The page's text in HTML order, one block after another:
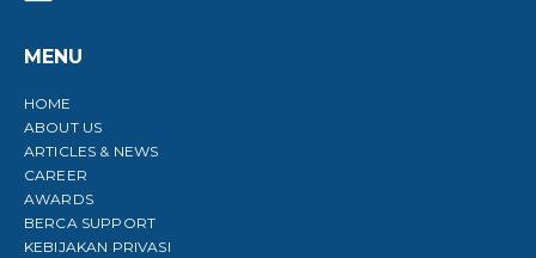
MENU
HOME
ABOUT US
ARTICLES & NEWS
CAREER
AWARDS
BERCA SUPPORT
KEBIJAKAN PRIVASI